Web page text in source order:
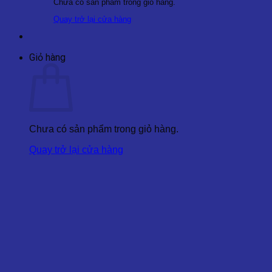
Chưa có sản phẩm trong giỏ hàng.
Quay trở lại cửa hàng
Giỏ hàng
Chưa có sản phẩm trong giỏ hàng.
Quay trở lại cửa hàng